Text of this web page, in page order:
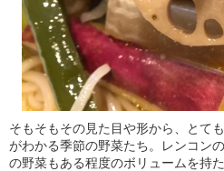
そもそもその見た目や形から、とて
がわかる季節の野菜たち。レンコン
の野菜もある程度のボリュームを持